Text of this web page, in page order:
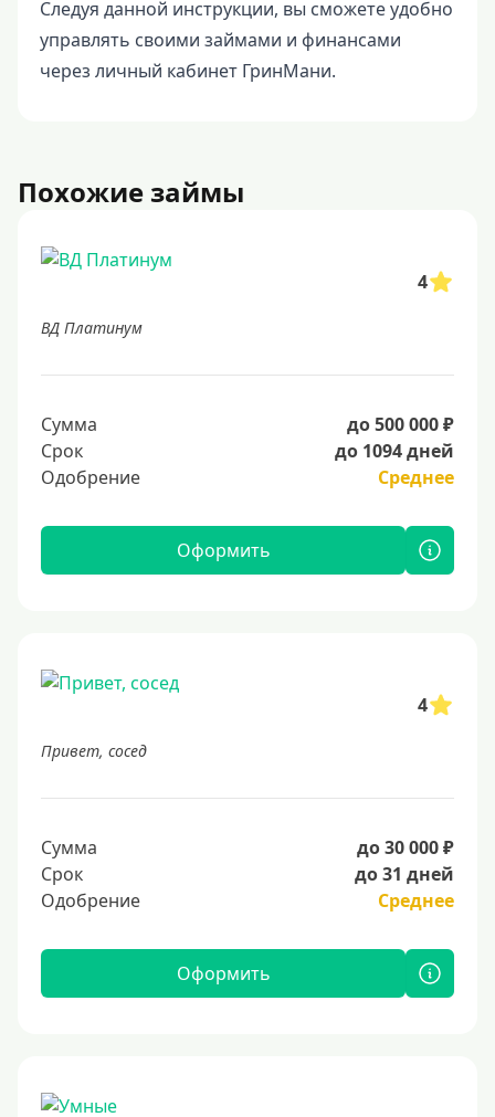
Следуя данной инструкции, вы сможете удобно
управлять своими займами и финансами
через личный кабинет ГринМани.
Похожие займы
4
ВД Платинум
Сумма
до 500 000 ₽
Срок
до 1094 дней
Одобрение
Среднее
Оформить
4
Привет, сосед
Сумма
до 30 000 ₽
Срок
до 31 дней
Одобрение
Среднее
Оформить